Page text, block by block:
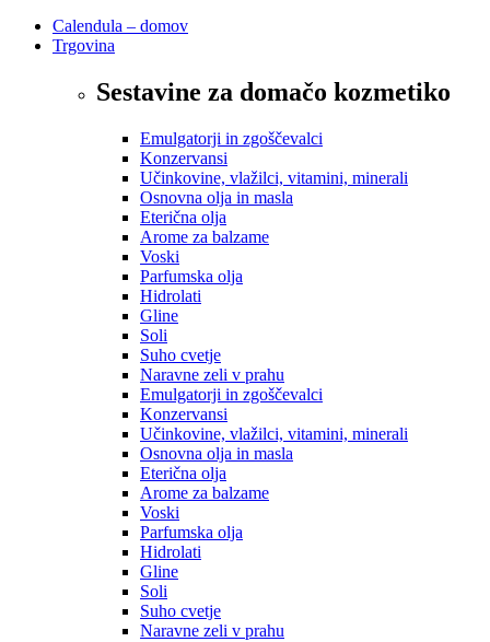
Calendula – domov
Trgovina
Sestavine za domačo kozmetiko
Emulgatorji in zgoščevalci
Konzervansi
Učinkovine, vlažilci, vitamini, minerali
Osnovna olja in masla
Eterična olja
Arome za balzame
Voski
Parfumska olja
Hidrolati
Gline
Soli
Suho cvetje
Naravne zeli v prahu
Emulgatorji in zgoščevalci
Konzervansi
Učinkovine, vlažilci, vitamini, minerali
Osnovna olja in masla
Eterična olja
Arome za balzame
Voski
Parfumska olja
Hidrolati
Gline
Soli
Suho cvetje
Naravne zeli v prahu